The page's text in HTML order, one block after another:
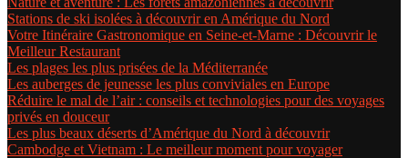
Stations de ski isolées à découvrir en Amérique du Nord
Votre Itinéraire Gastronomique en Seine-et-Marne : Découvrir le
Meilleur Restaurant
Les plages les plus prisées de la Méditerranée
Les auberges de jeunesse les plus conviviales en Europe
Réduire le mal de l’air : conseils et technologies pour des voyages
privés en douceur
Les plus beaux déserts d’Amérique du Nord à découvrir
Cambodge et Vietnam : Le meilleur moment pour voyager